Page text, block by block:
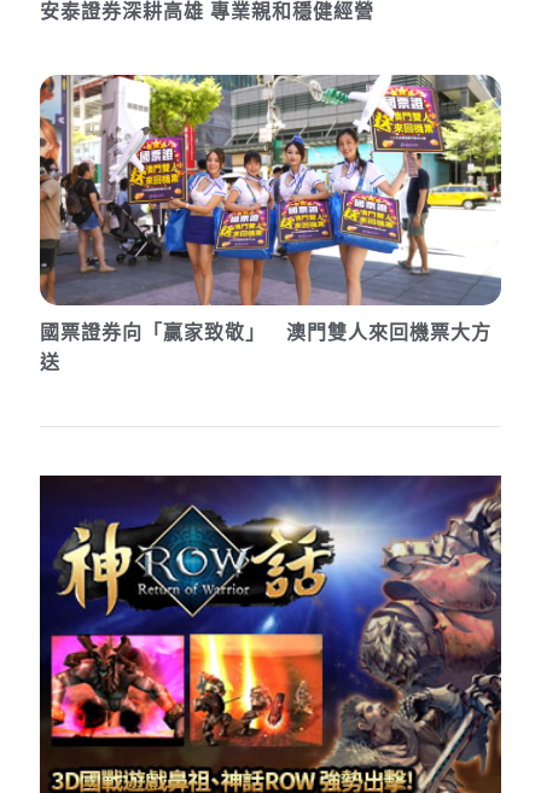
安泰證券深耕高雄 專業親和穩健經營
國票證券向「贏家致敬」 澳門雙人來回機票大方
送